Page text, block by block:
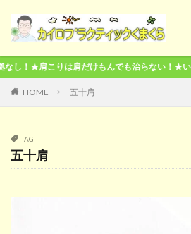
らない！★いつまでもガマンしても治らない
HOME 五十肩
TAG
五十肩